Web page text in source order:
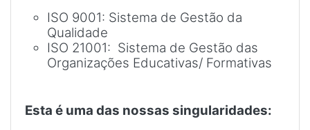
ISO 9001: Sistema de Gestão da
Qualidade
ISO 21001: Sistema de Gestão das
Organizações Educativas/ Formativas
Esta é uma das nossas singularidades: